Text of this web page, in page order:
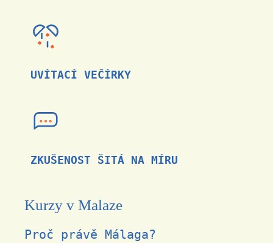
UVÍTACÍ VEČÍRKY
ZKUŠENOST ŠITÁ NA MÍRU
Kurzy v Malaze
Proč právě Málaga?